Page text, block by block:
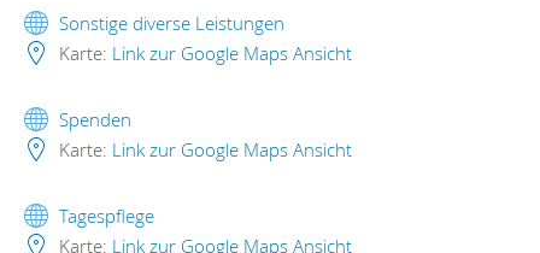
Sonstige diverse Leistungen
Karte: Link zur Google Maps Ansicht
Spenden
Karte: Link zur Google Maps Ansicht
Tagespflege
Karte: Link zur Google Maps Ansicht